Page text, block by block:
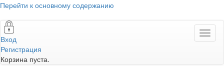
Перейти к основному содержанию
Вход
Регистрация
Корзина пуста.